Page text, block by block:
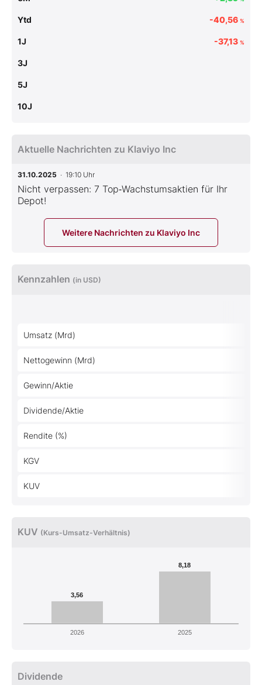
Ytd -40,56 %
1J -37,13 %
3J
5J
10J
Aktuelle Nachrichten zu Klaviyo Inc
31.10.2025 · 19:10 Uhr
Nicht verpassen: 7 Top‑Wachstumsaktien für Ihr
Depot!
Weitere Nachrichten zu Klaviyo Inc
Kennzahlen (in USD)
Umsatz (Mrd)
Nettogewinn (Mrd)
Gewinn/Aktie
Dividende/Aktie
Rendite (%)
KGV
KUV
KUV (Kurs-Umsatz-Verhältnis)
3,56
8,18
2026 2025
Dividende